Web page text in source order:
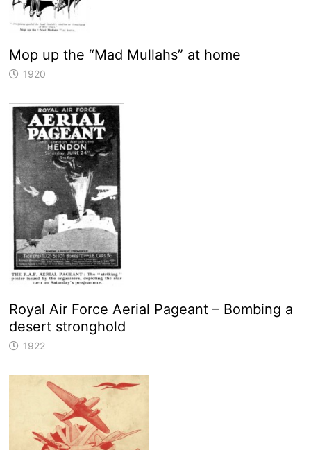
Mop up the “Mad Mullahs” at home
1920
Royal Air Force Aerial Pageant – Bombing a
desert stronghold
1922